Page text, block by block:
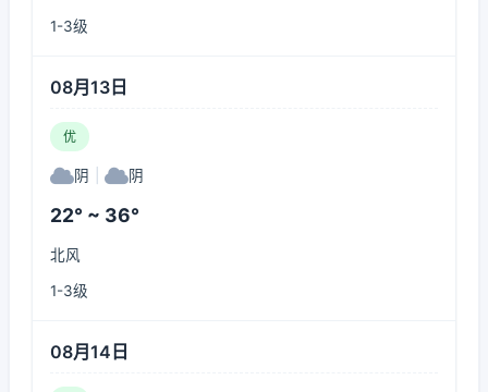
1-3级
08月13日
优
阴 阴
22° ~ 36°
北风
1-3级
08月14日